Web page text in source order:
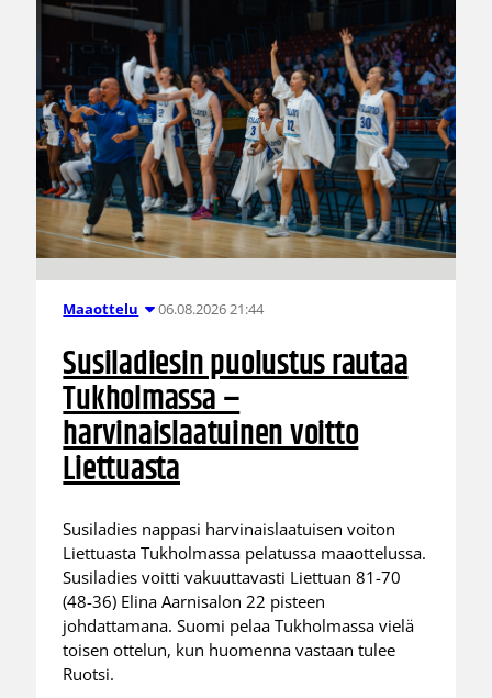
Maaottelu 06.08.2026 21:44
Susiladiesin puolustus rautaa
Tukholmassa –
harvinaislaatuinen voitto
Liettuasta
Susiladies nappasi harvinaislaatuisen voiton
Liettuasta Tukholmassa pelatussa maaottelussa.
Susiladies voitti vakuuttavasti Liettuan 81-70
(48-36) Elina Aarnisalon 22 pisteen
johdattamana. Suomi pelaa Tukholmassa vielä
toisen ottelun, kun huomenna vastaan tulee
Ruotsi.